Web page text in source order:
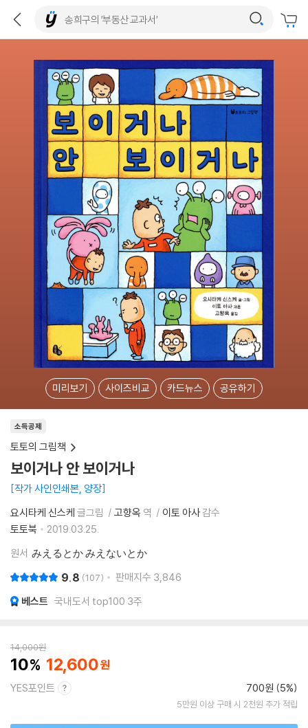
미리보기 사이즈비교 카드뉴스 공유하기
소득공제
토토의 그림책
보이거나 안 보이거나
작가 사인인쇄본, 양장
요시타케 신스케 글그림 고향옥 역 이토 아사감수
토토북
2019.03.25.
원서 みえるとか みえないとか
9.8 107 판매지수 3,846
베스트 국내도서 top100 3주
14,000원
10 12,600
YES포인트 700원 (5%)
5만원 이상 구매 시 2천원 추가 적립